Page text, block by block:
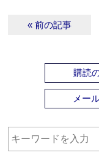
« 前の記事
購読
メー